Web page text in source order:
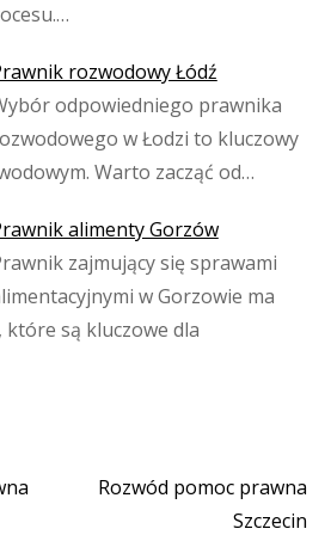
rozwodowy Łódź
odpowiedniego prawnika
w Łodzi to kluczowy
Warto zacząć od…
alimenty Gorzów
zajmujący się sprawami
w Gorzowie ma
są kluczowe dla
Rozwód pomoc prawna
Szczecin